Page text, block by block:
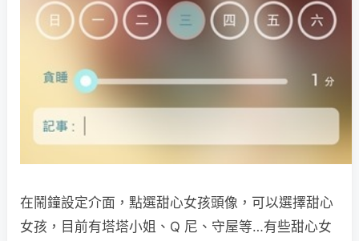
在鬧鐘設定介面，點選甜心女孩頭像，可以選擇甜心
女孩，目前有塔塔小姐、Q 尼、守屋等…有些甜心女